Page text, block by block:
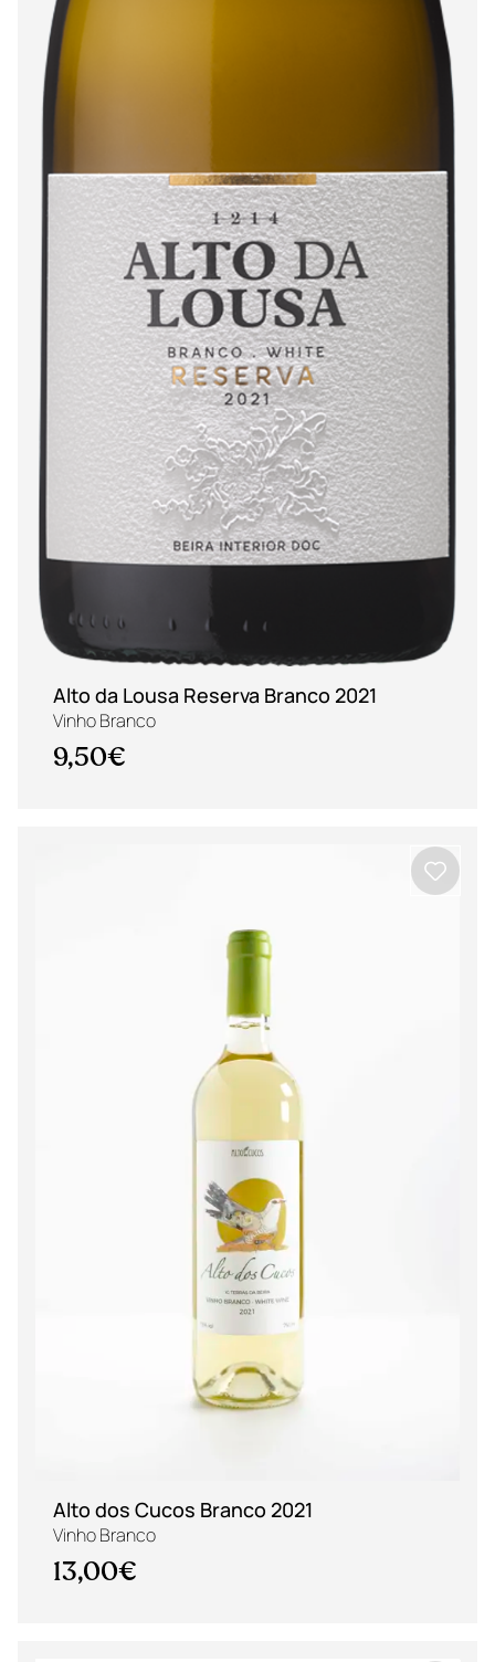
Alto da Lousa Reserva Branco 2021
Vinho Branco
9,50€
Alto dos Cucos Branco 2021
Vinho Branco
13,00€